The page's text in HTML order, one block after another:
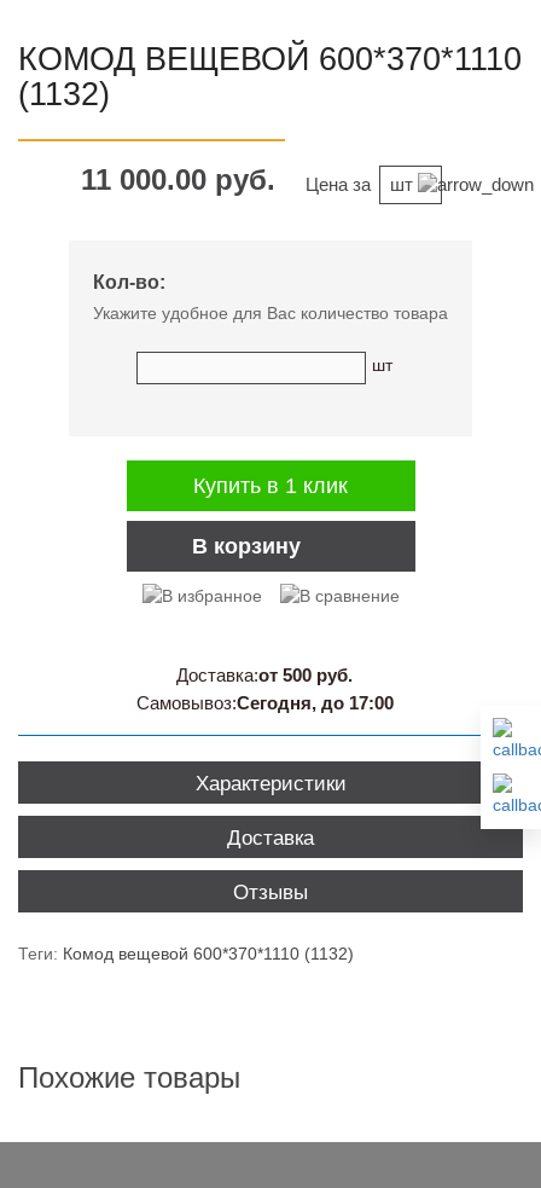
КОМОД ВЕЩЕВОЙ 600*370*1110
(1132)
11 000.00 руб. Цена за шт
Кол-во:
Укажите удобное для Вас количество товара
шт
В корзину
Купить в 1 клик
Доставка:от 500 руб.
Самовывоз:Сегодня, до 17:00
Характеристики
Доставка
Отзывы
Теги: Комод вещевой 600*370*1110 (1132)
Похожие товары